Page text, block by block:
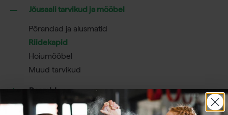
Jõusaali tarvikud ja mööbel
Põrandad ja alusmatid
Riidekapid
Hoiumööbel
Muud tarvikud
Raamid
Jõutreening